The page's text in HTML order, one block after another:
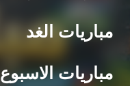
مباريات الغد
مباريات الاسبوع